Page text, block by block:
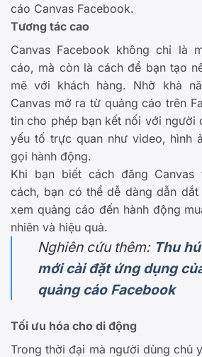
cáo Canvas Facebook.
Tương tác cao
Canvas Facebook không chỉ là
cáo, mà còn là cách để bạn tạo
mẽ với khách hàng. Nhờ khả
Canvas mở ra từ quảng cáo trên
tin cho phép bạn kết nối với người
yếu tố trực quan như video, hình
gọi hành động.
Khi bạn biết cách đăng Canvas
cách, bạn có thể dễ dàng dẫn
xem quảng cáo đến hành động
nhiên và hiệu quả.
Nghiên cứu thêm: Thu
mới cài đặt ứng dụng
quảng cáo Facebook
Tối ưu hóa cho di động
Trong thời đại mà người dùng chủ